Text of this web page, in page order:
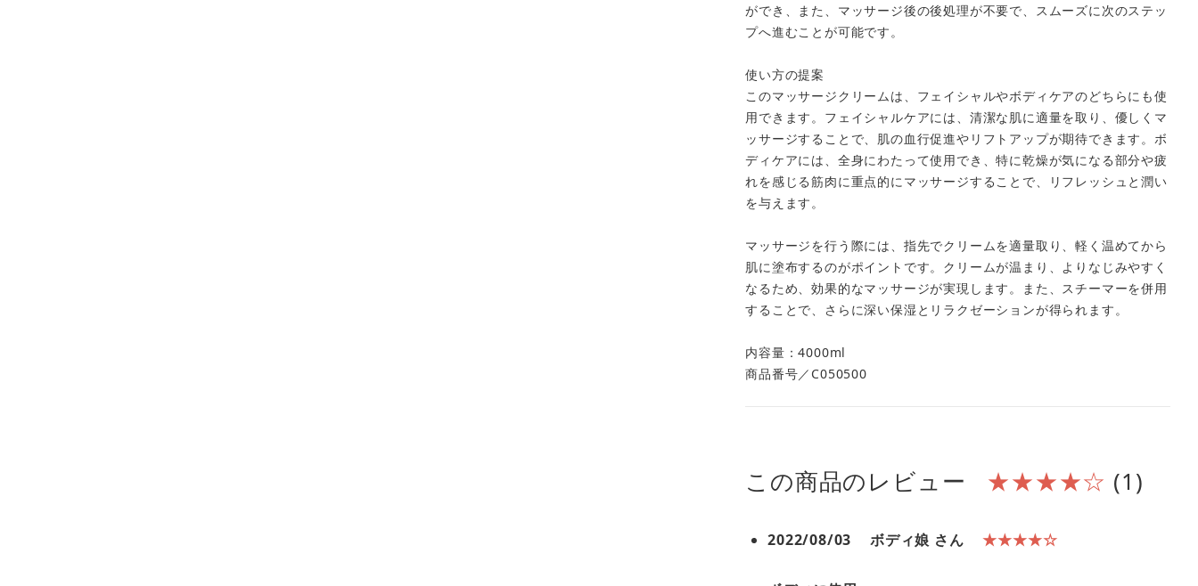
ができ、また、マッサージ後の後処理が不要で、スムーズに次のステッ
プへ進むことが可能です。
使い方の提案
このマッサージクリームは、フェイシャルやボディケアのどちらにも使
用できます。フェイシャルケアには、清潔な肌に適量を取り、優しくマ
ッサージすることで、肌の血行促進やリフトアップが期待できます。ボ
ディケアには、全身にわたって使用でき、特に乾燥が気になる部分や疲
れを感じる筋肉に重点的にマッサージすることで、リフレッシュと潤い
を与えます。
マッサージを行う際には、指先でクリームを適量取り、軽く温めてから
肌に塗布するのがポイントです。クリームが温まり、よりなじみやすく
なるため、効果的なマッサージが実現します。また、スチーマーを併用
することで、さらに深い保湿とリラクゼーションが得られます。
内容量：4000ml
商品番号／C050500
この商品のレビュー ★★★★☆ (1)
2022/08/03 ボディ娘 さん ★★★★☆